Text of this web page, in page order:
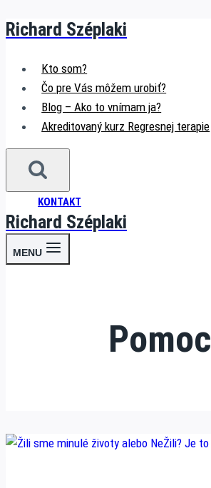
Skip
content
Richard Széplaki
Kto som?
Čo pre Vás môžem urobiť?
Blog – Ako to vnímam ja?
Akreditovaný kurz Regresnej terapie
KONTAKT
Richard Széplaki
MENU
Pomoc